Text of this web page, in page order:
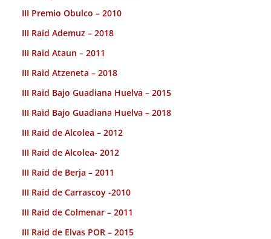
III Premio Obulco – 2010
III Raid Ademuz – 2018
III Raid Ataun – 2011
III Raid Atzeneta – 2018
III Raid Bajo Guadiana Huelva – 2015
III Raid Bajo Guadiana Huelva – 2018
III Raid de Alcolea – 2012
III Raid de Alcolea- 2012
III Raid de Berja – 2011
III Raid de Carrascoy -2010
III Raid de Colmenar – 2011
III Raid de Elvas POR – 2015